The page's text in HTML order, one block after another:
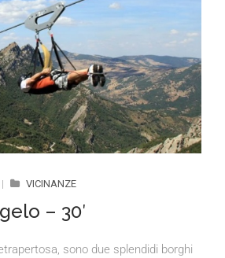
| VICINANZE
– 30′
sono due splendidi borghi